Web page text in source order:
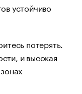
устойчиво
потерять.
и высокая